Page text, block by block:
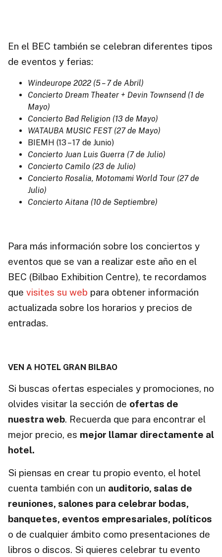
En el BEC también se celebran diferentes tipos
de eventos y ferias:
Windeurope 2022 (5 – 7 de Abril)
Concierto Dream Theater + Devin Townsend (1 de
Mayo)
Concierto Bad Religion (13 de Mayo)
WATAUBA MUSIC FEST (27 de Mayo)
BIEMH (13 – 17 de Junio)
Concierto Juan Luis Guerra (7 de Julio)
Concierto Camilo (23 de Julio)
Concierto Rosalia, Motomami World Tour (27 de
Julio)
Concierto Aitana (10 de Septiembre)
Para más información sobre los conciertos y
eventos que se van a realizar este año en el
BEC (Bilbao Exhibition Centre), te recordamos
que visites su web para obtener información
actualizada sobre los horarios y precios de
entradas.
VEN A HOTEL GRAN BILBAO
Si buscas ofertas especiales y promociones, no
olvides visitar la sección de ofertas de
nuestra web. Recuerda que para encontrar el
mejor precio, es mejor llamar directamente al
hotel.
Si piensas en crear tu propio evento, el hotel
cuenta también con un auditorio, salas de
reuniones, salones para celebrar bodas,
banquetes, eventos empresariales, políticos
o de cualquier ámbito como presentaciones de
libros o discos. Si quieres celebrar tu evento